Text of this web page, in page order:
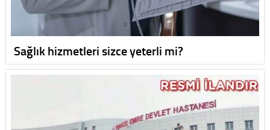
Sağlık hizmetleri sizce yeterli mi?